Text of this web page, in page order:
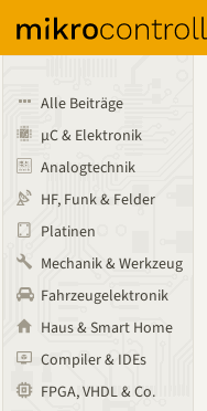
Alle Beiträge
µC & Elektronik
Analogtechnik
HF, Funk & Felder
Platinen
Mechanik & Werkzeug
Fahrzeugelektronik
Haus & Smart Home
Compiler & IDEs
FPGA, VHDL & Co.